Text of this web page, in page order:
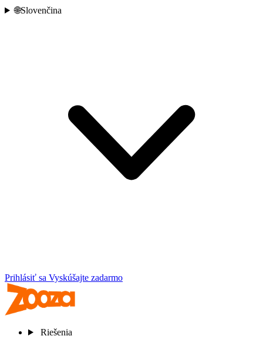
🌐Slovenčina
Prihlásiť sa Vyskúšajte zadarmo
Riešenia